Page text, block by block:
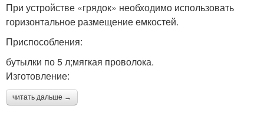
При устройстве «грядок» необходимо использовать
горизонтальное размещение емкостей.
Приспособления:
бутылки по 5 л;мягкая проволока.
Изготовление:
читать дальше →